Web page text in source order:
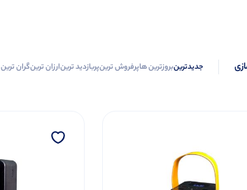
جدیدترینبروزترین هاپرفروش ترینپربازدید ترینارزان ترینگران ترین